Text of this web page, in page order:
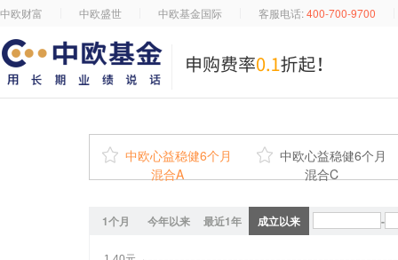
中欧财富 中欧盛世 中欧基金国际 客服电话:400-700-9700
 中欧心益稳健6个月
混合A
 中欧心益稳健6个月
混合C
1个月 今年以来 最近1年 成立以来 -